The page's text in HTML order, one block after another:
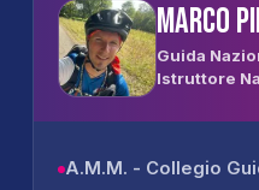
Marco
Guida
Istruttore
A.M.M. - Collegio